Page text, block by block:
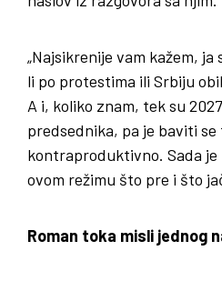
„Najsikrenije vam kažem,
li po protestima ili Srbiju
A i, koliko znam, tek su
predsednika, pa je baviti se
kontraproduktivno. Sada je
ovom režimu što pre i što
Roman toka misli jednog